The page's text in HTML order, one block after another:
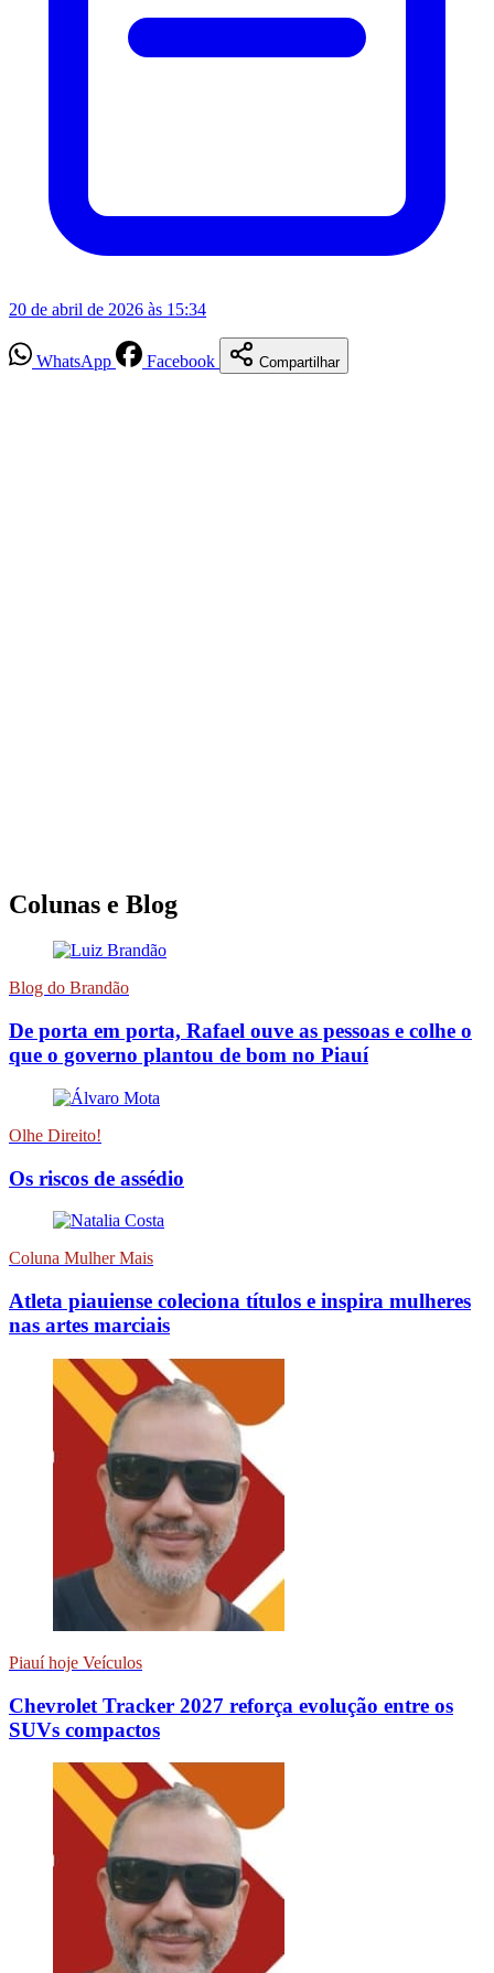
20 de abril de 2026 às 15:34
WhatsApp Facebook Compartilhar
Colunas e Blog
Blog do Brandão
De porta em porta, Rafael ouve as pessoas e colhe o
que o governo plantou de bom no Piauí
Olhe Direito!
Os riscos de assédio
Coluna Mulher Mais
Atleta piauiense coleciona títulos e inspira mulheres
nas artes marciais
Piauí hoje Veículos
Chevrolet Tracker 2027 reforça evolução entre os
SUVs compactos